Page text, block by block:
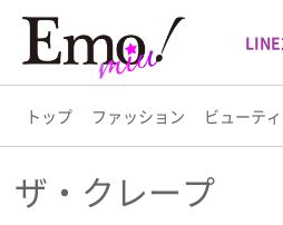
トップ ファッション ビューテ
トップ
ザ・クレープ